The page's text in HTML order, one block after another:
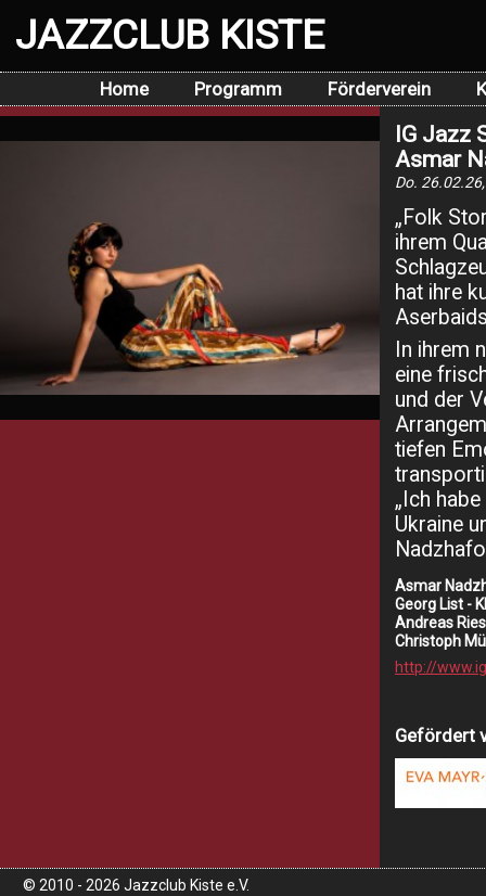
JAZZCLUB KISTE
Home Programm Förderverein
IG Jazz
Asmar
Do.
„Folk
ihrem
hat ihre
In ihrem
eine
und der
tiefen
„Ich
Ukraine
Asmar
Georg List -
Andreas
Christoph
http://
Gefördert
© 2010 - 2026 Jazzclub Kiste e.V.